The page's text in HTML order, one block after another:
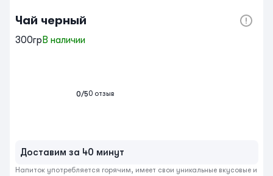
Чай черный
300гр В наличии
0/50 отзыв
Доставим за 40 минут
Напиток употребляется горячим, имеет свои уникальные вкусовые и